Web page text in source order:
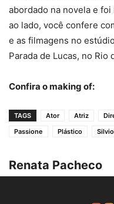
abordado na novela e
ao lado, você confere
e as filmagens no
Parada de Lucas, no Rio
Confira o making of:
TAGS Ator Atriz
Passione
Plástico
Renata Pacheco